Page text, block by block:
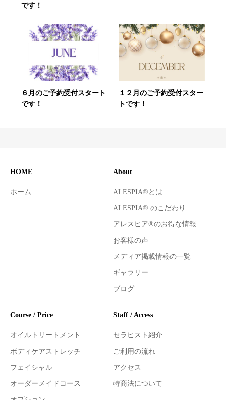
です！
６月のご予約受付スタート
です！
１２月のご予約受付スター
トです！
HOME
ホーム
About
ALESPIA®とは
ALESPIA® のこだわり
アレスピア®のお得な情報
お客様の声
メディア掲載情報の一覧
ギャラリー
ブログ
Course / Price
オイルトリートメント
ボディケアストレッチ
フェイシャル
オーダーメイドコース
Staff / Access
セラピスト紹介
ご利用の流れ
アクセス
特商法について